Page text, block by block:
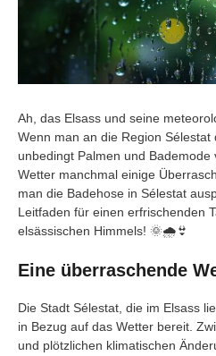
Ah, das Elsass und seine
Wenn man an die Region
unbedingt Palmen und
Wetter manchmal einige
man die Badehose in Sélestat
Leitfaden für einen erfrischenden
elsässischen Himmels! 🌞🌧️👙
Eine überraschende
Die Stadt Sélestat, die im Elsass
in Bezug auf das Wetter bereit.
und plötzlichen klimatischen